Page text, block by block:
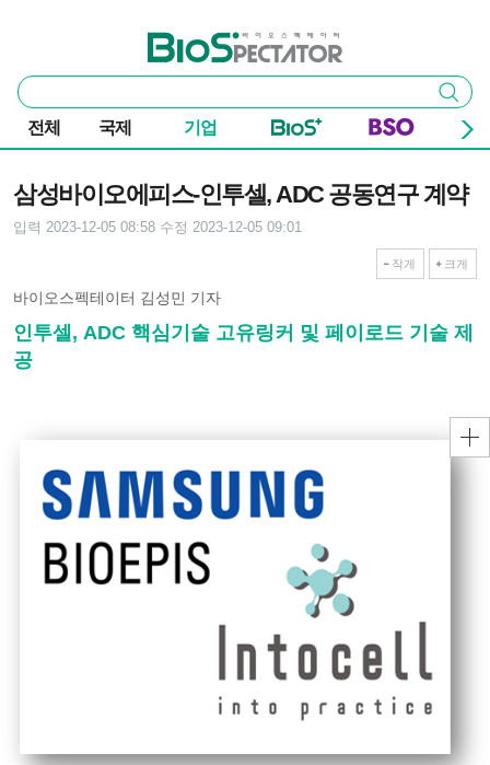
바이오스펙테이터
통
합
검
색
검색
전체 국제 기업
삼성바이오에피스-인투셀, ADC 공동연구 계약
입력 2023-12-05 08:58 수정 2023-12-05 09:01
작게 크게
바이오스펙테이터 김성민 기자
인투셀, ADC 핵심기술 고유링커 및 페이로드 기술 제
공